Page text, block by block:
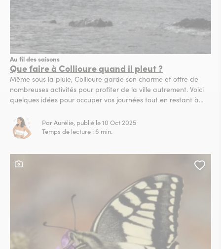
Que faire à Collioure quand il pleut ?
Au fil des saisons
Même sous la pluie, Collioure garde son charme et offre de
nombreuses activités pour profiter de la ville autrement. Voici
quelques idées pour occuper vos journées tout en restant à
Royal vous ouvre ses portes pour un voyage à travers l’histoire
de Collioure. Optez pour...
Par Aurélie, publié le 10 Oct 2025
Temps de lecture : 6 min.
Ce contenu contient une galerie photo